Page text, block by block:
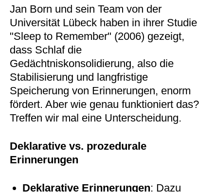
Jan Born und sein Team von der
Universität Lübeck haben in ihrer Studie
"Sleep to Remember" (2006) gezeigt,
dass Schlaf die
Gedächtniskonsolidierung, also die
Stabilisierung und langfristige
Speicherung von Erinnerungen, enorm
fördert. Aber wie genau funktioniert das?
Treffen wir mal eine Unterscheidung.
Deklarative vs. prozedurale
Erinnerungen
Deklarative Erinnerungen: Dazu